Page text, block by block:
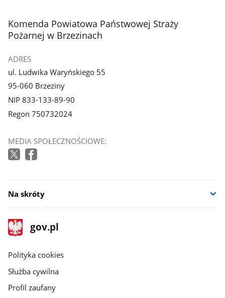
stopka
Komenda Powiatowa Państwowej Straży
Pożarnej w Brzezinach
ADRES
ul. Ludwika Waryńskiego 55
95-060 Brzeziny
NIP 833-133-89-90
Regon 750732024
MEDIA SPOŁECZNOŚCIOWE:
Na skróty
stopka
gov.pl
Strona
gov.pl
gov.pl
Polityka cookies
Służba cywilna
Profil zaufany